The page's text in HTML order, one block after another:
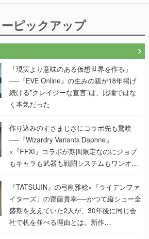
ピックアップ
「現実より意味のある仮想世界を作る」
──『EVE Online』の生みの親が18年掲げ
続ける”クレイジーな宣言”は、比喩ではな
く本気だった
作り込みのすさまじさにコラボ先も驚嘆
──『Wizardry Variants Daphne』
×『FFXI』コラボが期間限定なのにジョブ
もキャラも武器も戦闘システムもワンオフ
で作り込まれた理由を両ディレクターに聞
く
『TATSUJIN』の弓削雅稔×『ライデンファ
イターズ』の齋藤貴幸──かつて縦シュー全
盛期を支えていた2人が、30年後に同じ会
社で机を並べる理由とは。新作
『TATSUJIN EXTREME』で初タッグを組